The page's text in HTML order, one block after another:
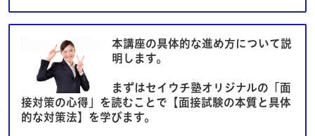
本講座の具体的な進め方について説
明します。
まずはセイウチ塾オリジナルの「面
接対策の心得」を読むことで【面接試験の本質と具体
的な対策法】を学びます。